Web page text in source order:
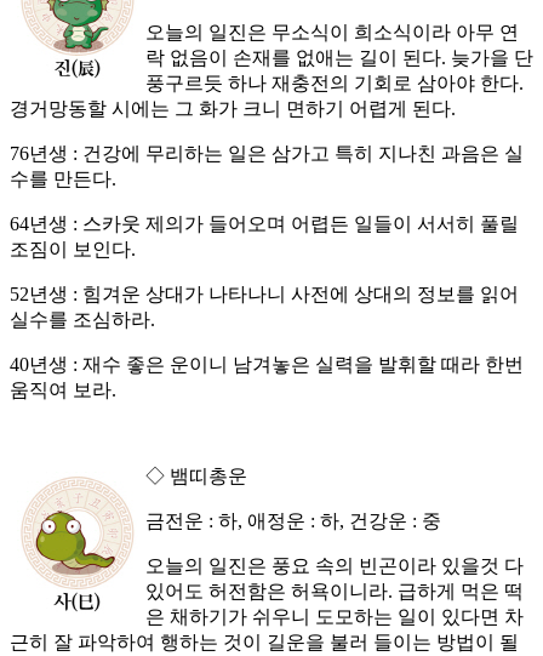
오늘의 일진은 무소식이 희소식이라 아무 연
락 없음이 손재를 없애는 길이 된다. 늦가을 단
풍구르듯 하나 재충전의 기회로 삼아야 한다.
경거망동할 시에는 그 화가 크니 면하기 어렵게 된다.
76년생 : 건강에 무리하는 일은 삼가고 특히 지나친 과음은 실
수를 만든다.
64년생 : 스카웃 제의가 들어오며 어렵든 일들이 서서히 풀릴
조짐이 보인다.
52년생 : 힘겨운 상대가 나타나니 사전에 상대의 정보를 읽어
실수를 조심하라.
40년생 : 재수 좋은 운이니 남겨놓은 실력을 발휘할 때라 한번
움직여 보라.
◇ 뱀띠총운
금전운 : 하, 애정운 : 하, 건강운 : 중
오늘의 일진은 풍요 속의 빈곤이라 있을것 다
있어도 허전함은 허욕이니라. 급하게 먹은 떡
은 채하기가 쉬우니 도모하는 일이 있다면 차
근히 잘 파악하여 행하는 것이 길운을 불러 들이는 방법이 될